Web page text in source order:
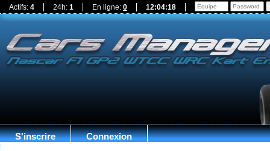
Actifs: 4 24h: 1 En ligne: 0 12:04:19
S'inscrire Connexion